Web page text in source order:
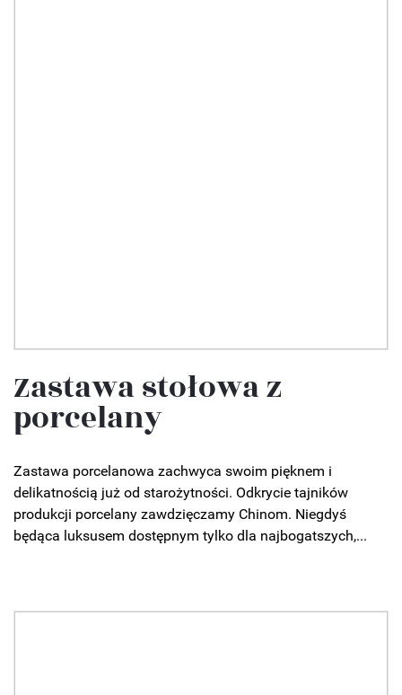
Zastawa stołowa z
porcelany
Zastawa porcelanowa zachwyca swoim pięknem i
delikatnością już od starożytności. Odkrycie tajników
produkcji porcelany zawdzięczamy Chinom. Niegdyś
będąca luksusem dostępnym tylko dla najbogatszych,...